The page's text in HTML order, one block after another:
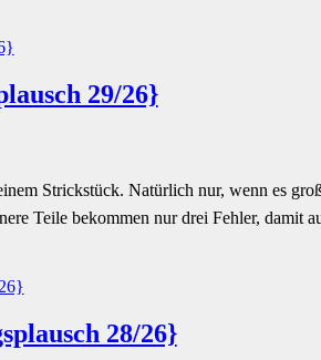
29/26}
Strickstück. Natürlich nur, wenn es
Teile bekommen nur drei Fehler, damit
28/26}